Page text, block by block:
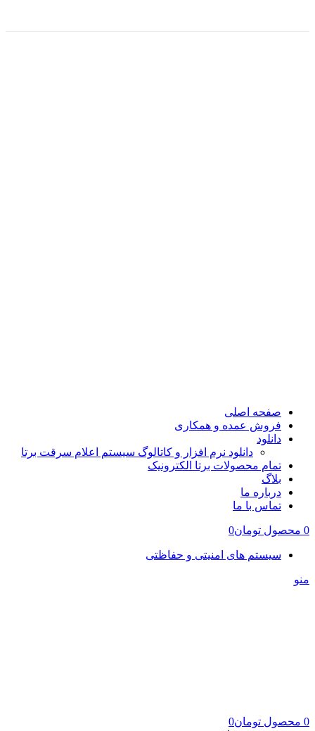
صفحه اصلی
فروش عمده و همکاری
دانلود
دانلود نرم افزار و کاتالوگ سیستم اعلام سرقت برتا
تمام محصولات برتا الکترونیک
بلاگ
درباره ما
تماس با ما
0 محصول تومان0
سیستم های امنیتی و حفاظتی
منو
0 محصول تومان0